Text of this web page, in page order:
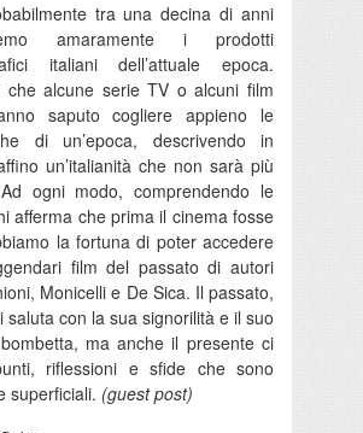
tra una decina di anni
amaramente i prodotti
italiani dell’attuale epoca.
che alcune serie TV o alcuni film
saputo cogliere appieno le
di un’epoca, descrivendo in
un’italianità che non sarà più
ogni modo, comprendendo le
afferma che prima il cinema fosse
la fortuna di poter accedere
film del passato di autori
Monicelli e De Sica. Il passato,
saluta con la sua signorilità e il suo
ma anche il presente ci
riflessioni e sfide che sono
superficiali. (guest post)